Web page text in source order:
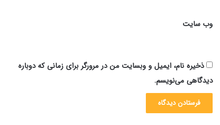
وب‌ سایت
ذخیره نام، ایمیل و وبسایت من در مرورگر برای زمانی که دوباره
دیدگاهی می‌نویسم.